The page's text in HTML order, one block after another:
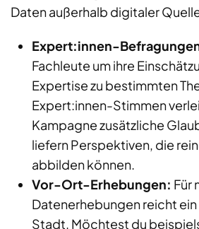
Daten außerhalb digitaler
Expert:innen-
Fachleute um ihre
Expertise zu bestimmten
Expert:innen-Stimmen
Kampagne zusätzliche
liefern Perspektiven, die
abbilden können.
Vor-Ort-Erhebungen: Für
Datenerhebungen reicht ein
Stadt. Möchtest du